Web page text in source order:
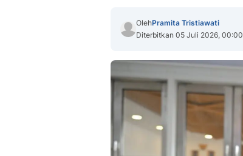
OlehPramita Tristiawati
Diterbitkan 05 Juli 2026, 00:00